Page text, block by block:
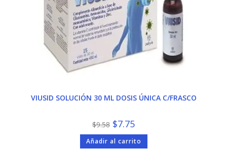
VIUSID SOLUCIÓN 30 ML DOSIS ÚNICA C/FRASCO
$9.58 El
precio
original
era:
$7.75El
precio
actual
es:
Añadir al carrito